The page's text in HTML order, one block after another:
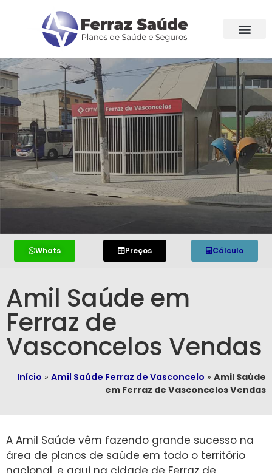
Whats Preços Cálculo
Amil Saúde em
Ferraz de
Vasconcelos Vendas
Início » Amil Saúde Ferraz de Vasconcelo » Amil Saúde
em Ferraz de Vasconcelos Vendas
A Amil Saúde vêm fazendo grande sucesso na
área de planos de saúde em todo o território